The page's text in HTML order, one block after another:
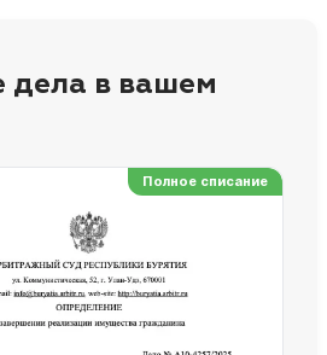
дела в вашем
Полное списание